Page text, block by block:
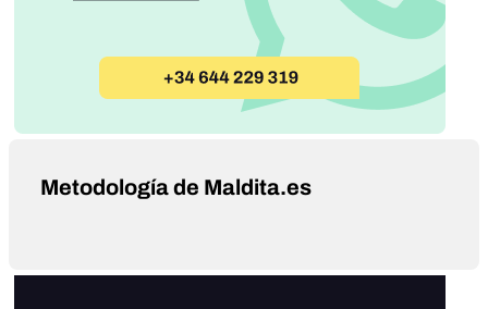
Metodología de Maldita.es